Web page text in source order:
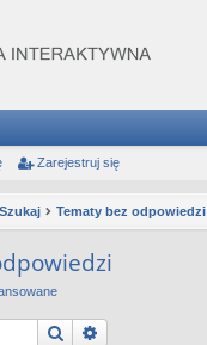
Zarejestruj się
Szukaj Tematy bez odpowiedzi
Szukaj